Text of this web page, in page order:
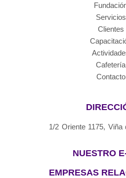
Servicios
Clientes
Cafetería
Contacto
1/2 Oriente 1175, Viña
NUESTRO
EMPRESAS